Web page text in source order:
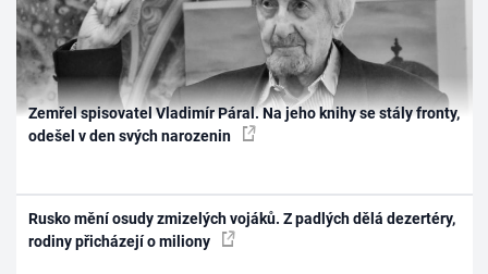
Zemřel spisovatel Vladimír Páral. Na jeho knihy se stály fronty,
odešel v den svých narozenin
Rusko mění osudy zmizelých vojáků. Z padlých dělá dezertéry,
rodiny přicházejí o miliony